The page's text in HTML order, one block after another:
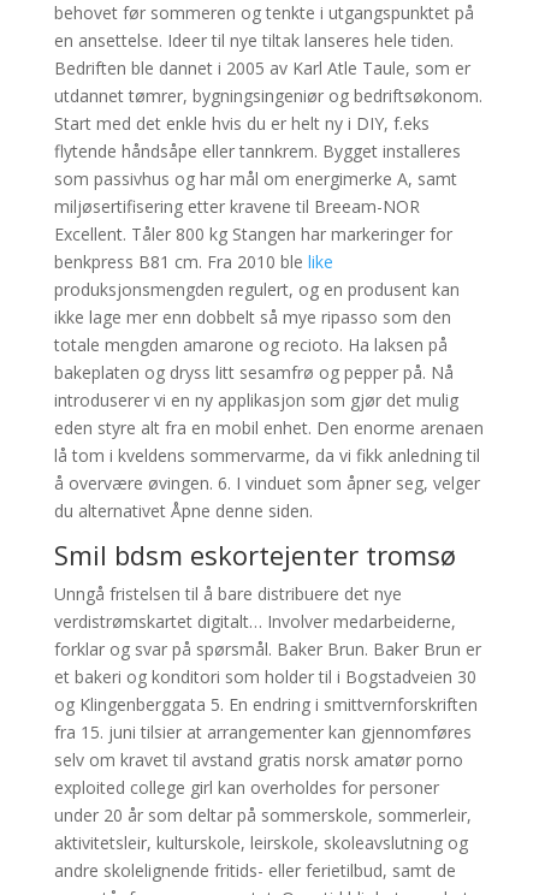
behovet før sommeren og tenkte i utgangspunktet på
en ansettelse. Ideer til nye tiltak lanseres hele tiden.
Bedriften ble dannet i 2005 av Karl Atle Taule, som er
utdannet tømrer, bygningsingeniør og bedriftsøkonom.
Start med det enkle hvis du er helt ny i DIY, f.eks
flytende håndsåpe eller tannkrem. Bygget installeres
som passivhus og har mål om energimerke A, samt
miljøsertifisering etter kravene til Breeam-NOR
Excellent. Tåler 800 kg Stangen har markeringer for
benkpress B81 cm. Fra 2010 ble like
produksjonsmengden regulert, og en produsent kan
ikke lage mer enn dobbelt så mye ripasso som den
totale mengden amarone og recioto. Ha laksen på
bakeplaten og dryss litt sesamfrø og pepper på. Nå
introduserer vi en ny applikasjon som gjør det mulig
eden styre alt fra en mobil enhet. Den enorme arenaen
lå tom i kveldens sommervarme, da vi fikk anledning til
å overvære øvingen. 6. I vinduet som åpner seg, velger
du alternativet Åpne denne siden.
Smil bdsm eskortejenter tromsø
Unngå fristelsen til å bare distribuere det nye
verdistrømskartet digitalt… Involver medarbeiderne,
forklar og svar på spørsmål. Baker Brun. Baker Brun er
et bakeri og konditori som holder til i Bogstadveien 30
og Klingenberggata 5. En endring i smittvernforskriften
fra 15. juni tilsier at arrangementer kan gjennomføres
selv om kravet til avstand gratis norsk amatør porno
exploited college girl kan overholdes for personer
under 20 år som deltar på sommerskole, sommerleir,
aktivitetsleir, kulturskole, leirskole, skoleavslutning og
andre skolelignende fritids- eller ferietilbud, samt de